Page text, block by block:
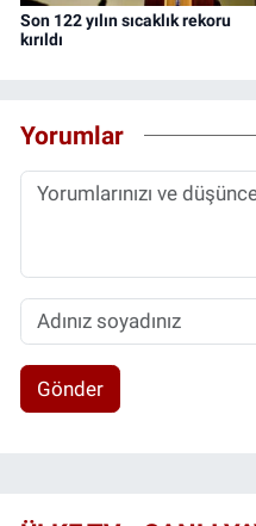
Son 122 yılın sıcaklık rekoru
kırıldı
Yorumlar
Gönder